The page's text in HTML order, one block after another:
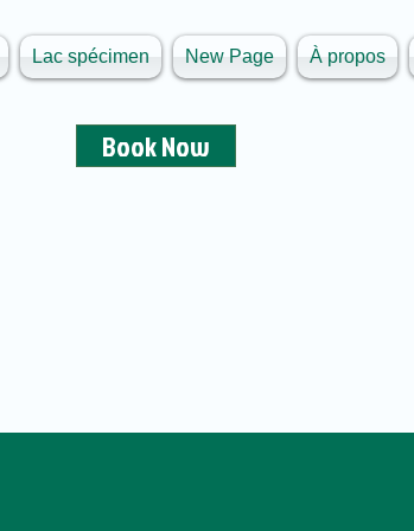
Lac spécimen New Page À propos
Book Now